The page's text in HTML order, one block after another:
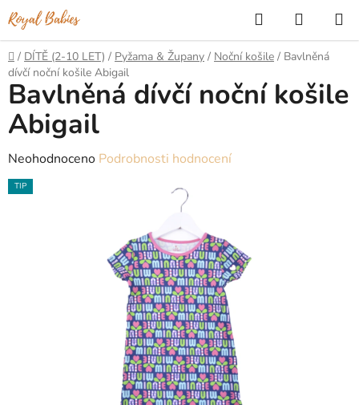
Přejít
na
obsah
Hledat
KOŠÍK
Domů
/ DÍTĚ (2-10 LET) / Pyžama & Župany / Noční košile / Bavlněná
dívčí noční košile Abigail
Bavlněná dívčí noční košile
Abigail
Průměrné
hodnocení
Neohodnoceno Podrobnosti hodnocení
TIP